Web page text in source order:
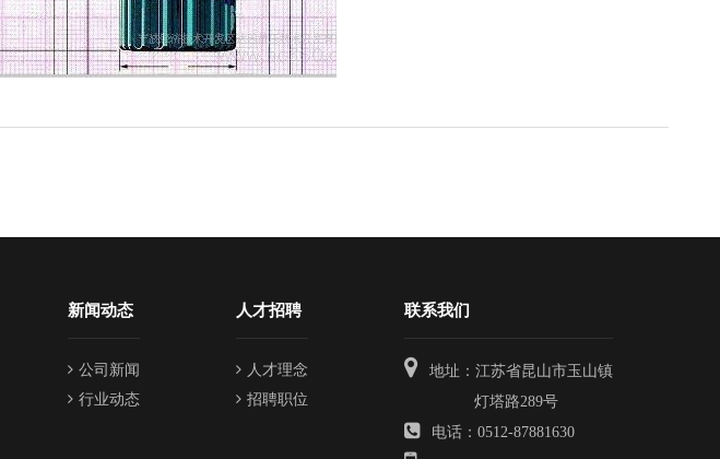
新闻动态
公司新闻
行业动态
人才招聘
人才理念
招聘职位
联系我们
地址：江苏省昆山市玉山镇
灯塔路289号
电话：0512-87881630